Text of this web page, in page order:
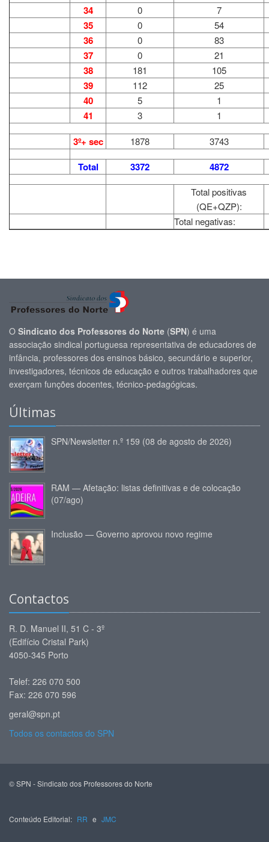
34 0 7
35 0 54
36 0 83
37 0 21
38 181 105
39 112 25
40 5 1
41 3 1
3º+ sec 1878 3743
Total 3372 4872
Total positivas
(QE+QZP):
Total negativas:
O Sindicato dos Professores do Norte (SPN) é uma
associação sindical portuguesa representativa de educadores de
infância, professores dos ensinos básico, secundário e superior,
investigadores, técnicos de educação e outros trabalhadores que
exerçam funções docentes, técnico-pedagógicas.
Últimas
SPN/Newsletter n.º 159 (08 de agosto de 2026)
RAM — Afetação: listas definitivas e de colocação
(07/ago)
Inclusão — Governo aprovou novo regime
Contactos
R. D. Manuel II, 51 C - 3º
(Edifício Cristal Park)
4050-345 Porto
Telef: 226 070 500
Fax: 226 070 596
geral@spn.pt
Todos os contactos do SPN
© SPN - Sindicato dos Professores do Norte
Conteúdo Editorial: RR e JMC